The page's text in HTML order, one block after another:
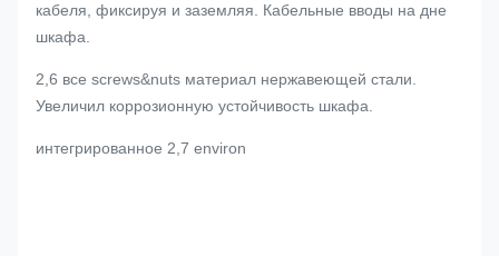
кабеля, фиксируя и заземляя. Кабельные вводы на дне
шкафа.
2,6 все screws&nuts материал нержавеющей стали.
Увеличил коррозионную устойчивость шкафа.
интегрированное 2,7 environ